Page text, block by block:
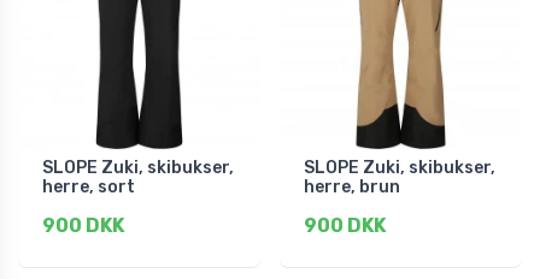
SLOPE Zuki, skibukser,
herre, sort
900 DKK
SLOPE Zuki, skibukser,
herre, brun
900 DKK